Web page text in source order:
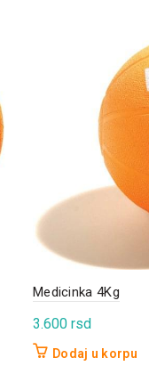
Medicinka 4Kg
3.600 rsd
Dodaj u korpu